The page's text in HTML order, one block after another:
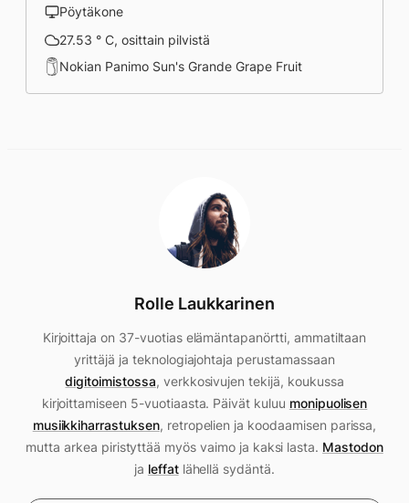
Pöytäkone
27.53 ° C, osittain pilvistä
Nokian Panimo Sun's Grande Grape Fruit
Rolle Laukkarinen
Kirjoittaja on 37-vuotias elämäntapanörtti, ammatiltaan
yrittäjä ja teknologiajohtaja perustamassaan
digitoimistossa, verkkosivujen tekijä, koukussa
kirjoittamiseen 5-vuotiaasta. Päivät kuluu monipuolisen
musiikkiharrastuksen, retropelien ja koodaamisen parissa,
mutta arkea piristyttää myös vaimo ja kaksi lasta. Mastodon
ja leffatlähellä sydäntä.